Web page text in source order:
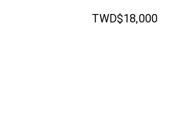
TWD$18,000